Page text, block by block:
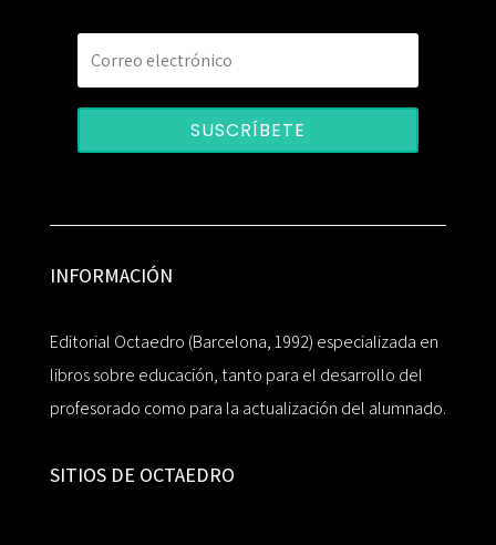
SUSCRÍBETE
INFORMACIÓN
Editorial Octaedro (Barcelona, 1992) especializada en
libros sobre educación, tanto para el desarrollo del
profesorado como para la actualización del alumnado.
SITIOS DE OCTAEDRO